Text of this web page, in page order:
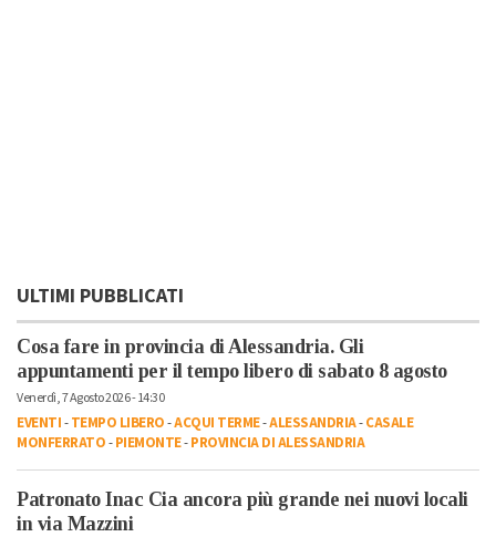
ULTIMI PUBBLICATI
Cosa fare in provincia di Alessandria. Gli
appuntamenti per il tempo libero di sabato 8 agosto
Venerdì, 7 Agosto 2026 - 14:30
EVENTI-TEMPO LIBERO-ACQUI TERME-ALESSANDRIA-CASALE
MONFERRATO-PIEMONTE-PROVINCIA DI ALESSANDRIA
Patronato Inac Cia ancora più grande nei nuovi locali
in via Mazzini